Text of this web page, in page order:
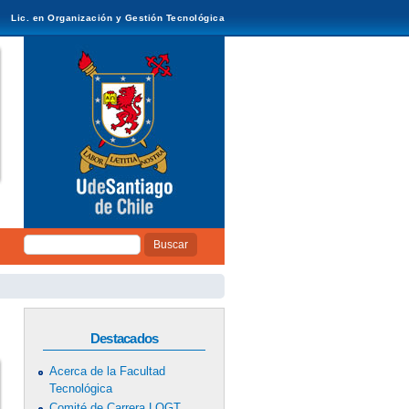
Lic. en Organización y Gestión Tecnológica
Formulario de
Buscar
Destacados
Acerca de la Facultad
Tecnológica